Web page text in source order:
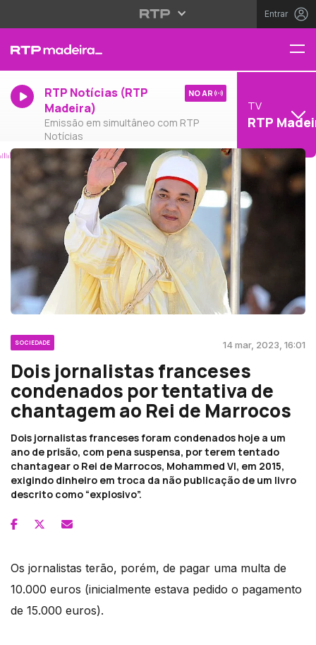
Entrar
RTP Notícias (RTP
Madeira)
Emissão em simultâneo com RTP
Notícias
NO AR
TV
RTP
SOCIEDADE 14 mar, 2023, 16:01
Dois jornalistas franceses
condenados por tentativa de
chantagem ao Rei de Marrocos
Dois jornalistas franceses foram condenados hoje a um
ano de prisão, com pena suspensa, por terem tentado
chantagear o Rei de Marrocos, Mohammed VI, em 2015,
exigindo dinheiro em troca da não publicação de um livro
descrito como “explosivo”.
Os jornalistas terão, porém, de pagar uma multa de
10.000 euros (inicialmente estava pedido o pagamento
de 15.000 euros).